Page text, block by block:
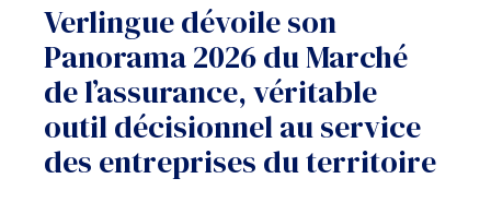
Verlingue dévoile son
Panorama 2026 du Marché
de l’assurance, véritable
outil décisionnel au service
des entreprises du territoire